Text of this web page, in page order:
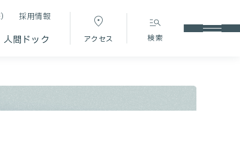
採用情報
人間ドック アクセス 検索